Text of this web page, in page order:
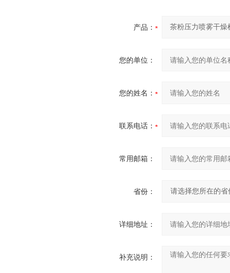
产品：
您的单位：
您的姓名：
联系电话：
常用邮箱：
省份：
详细地址：
补充说明：